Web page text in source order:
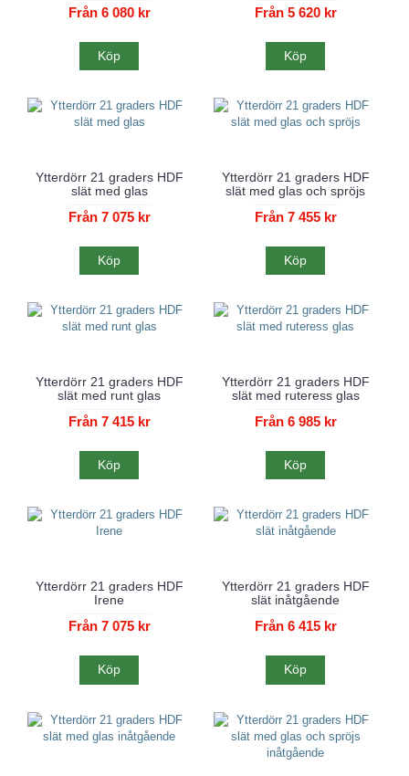
Från 6 080 kr
Köp
Från 5 620 kr
Köp
Ytterdörr 21 graders HDF
slät med glas
Från 7 075 kr
Köp
Ytterdörr 21 graders HDF
slät med glas och spröjs
Från 7 455 kr
Köp
Ytterdörr 21 graders HDF
slät med runt glas
Från 7 415 kr
Köp
Ytterdörr 21 graders HDF
slät med ruteress glas
Från 6 985 kr
Köp
Ytterdörr 21 graders HDF
Irene
Från 7 075 kr
Köp
Ytterdörr 21 graders HDF
slät inåtgående
Från 6 415 kr
Köp